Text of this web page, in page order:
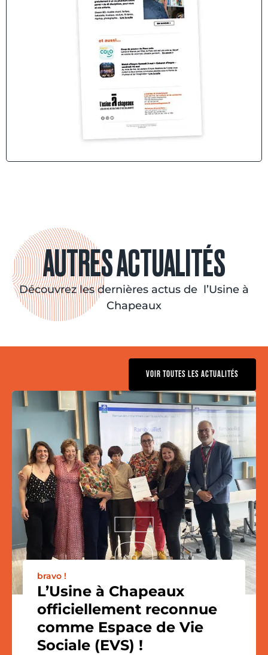
AUTRES ACTUALITÉS
Découvrez les dernières actus de l’Usine à
Chapeaux
VOIR TOUTES LES ACTUALITÉS
bravo !
L’Usine à Chapeaux
officiellement reconnue
comme Espace de Vie
Sociale (EVS) !